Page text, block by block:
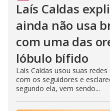
Laís Caldas
ainda não usa
com uma das
lóbulo bífido
Laís Caldas usou suas
com os seguidores e
segundo ela, vem sendo...